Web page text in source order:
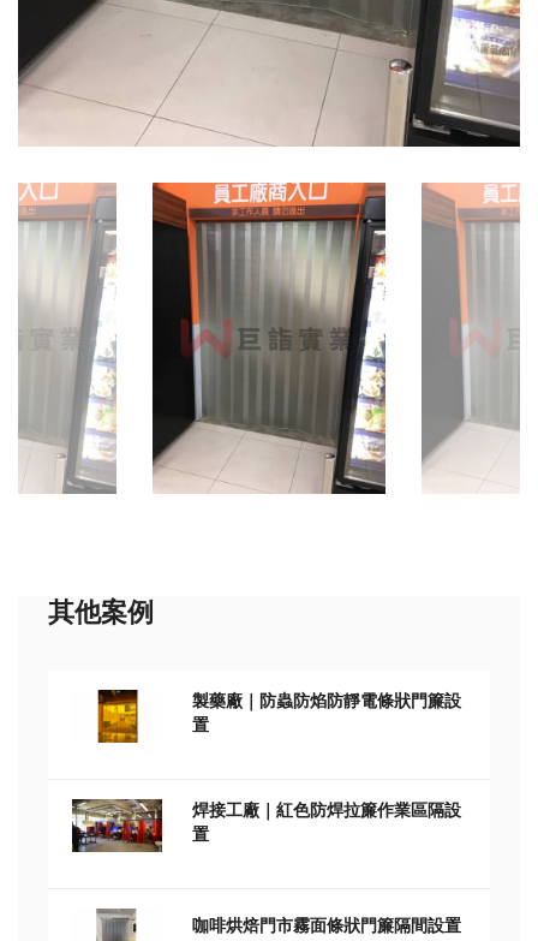
其他案例
製藥廠｜防蟲防焰防靜電條狀門簾設
置
焊接工廠｜紅色防焊拉簾作業區隔設
置
咖啡烘焙門市霧面條狀門簾隔間設置